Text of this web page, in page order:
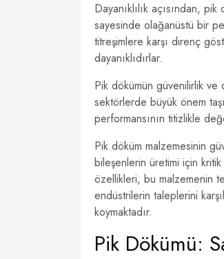
Dayanıklılık açısından,
sayesinde olağanüstü bir
titreşimlere karşı direnç
dayanıklıdırlar.
Pik dökümün güvenilirlik ve
sektörlerde büyük önem
performansının titizlikle
Pik döküm malzemesinin
bileşenlerin üretimi için
özellikleri, bu malzemenin
endüstrilerin taleplerini
koymaktadır.
Pik Dökümü: